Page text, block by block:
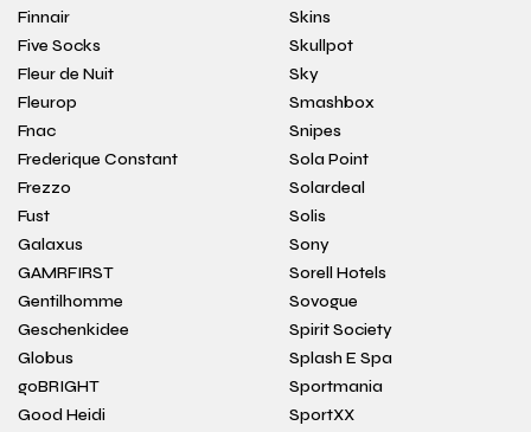
Finnair
Five Socks
Fleur de Nuit
Fleurop
Fnac
Frederique Constant
Frezzo
Fust
Galaxus
GAMRFIRST
Gentilhomme
Geschenkidee
Globus
goBRIGHT
Good Heidi
Skins
Skullpot
Sky
Smashbox
Snipes
Sola Point
Solardeal
Solis
Sony
Sorell Hotels
Sovogue
Spirit Society
Splash E Spa
Sportmania
SportXX